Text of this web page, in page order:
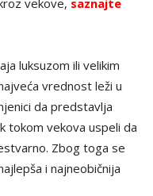
luksuzom ili velikim
vrednost leži u
da predstavlja
tokom vekova uspeli da
Zbog toga se
i najneobičnija